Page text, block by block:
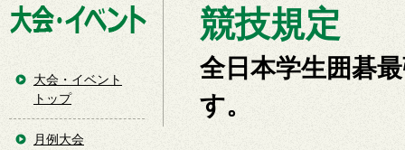
競技規定
全日本学生囲碁
す。
大会・イベント
トップ
月例大会